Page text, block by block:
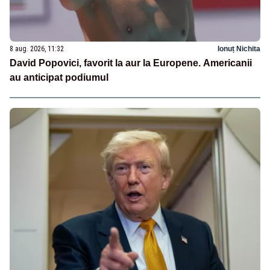
8 aug. 2026, 11:32 Ionuț Nichita
David Popovici, favorit la aur la Europene. Americanii
au anticipat podiumul